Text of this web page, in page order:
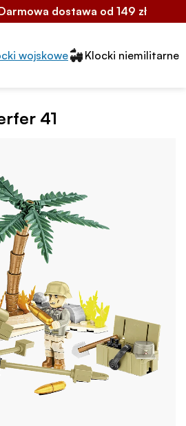
dostawa od 149 zł
segmentów2
wojskowe Klocki niemilitarne
41